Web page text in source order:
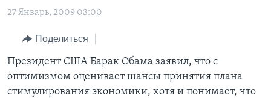
основной
навигации
Перейти
поиск
ИТОГИ
ПОЧЕМУ ЭТО ВАЖНО?
ДИСКУССИЯ VOA
НАША АМЕРИКАНСКАЯ ИСТОРИЯ
А КАК В АМЕРИКЕ?
АРТЕФАКТЫ
АМЕРИКАНСКИЕ ГОРОДКИ
ИНТЕРВЬЮ
ФАКТЫ ПРОТИВ ФЕЙКОВ
ЗА СВОБОДУ ПРЕССЫ
УЧИМ АНГЛИЙСКИЙ
27 Январь, 2009 03:00
Поделиться
Президент США Барак Обама заявил, что с
оптимизмом оценивает шансы принятия плана
стимулирования экономики, хотя и понимает, что